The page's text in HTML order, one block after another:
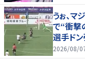
うぉ、
で“衝撃
選手ド
2026/08/